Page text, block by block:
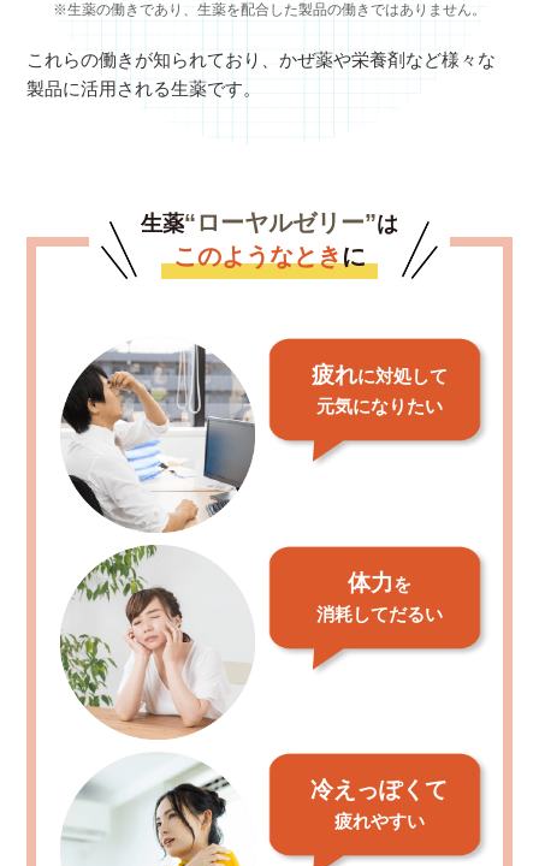
※生薬の働きであり、生薬を配合した製品の働きではありません。
これらの働きが知られており、かぜ薬や栄養剤など様々な
製品に活用される生薬です。
生薬“ローヤルゼリー”は
このようなとき に
疲れに対処して
元気になりたい
体力を
消耗してだるい
冷えっぽくて
疲れやすい